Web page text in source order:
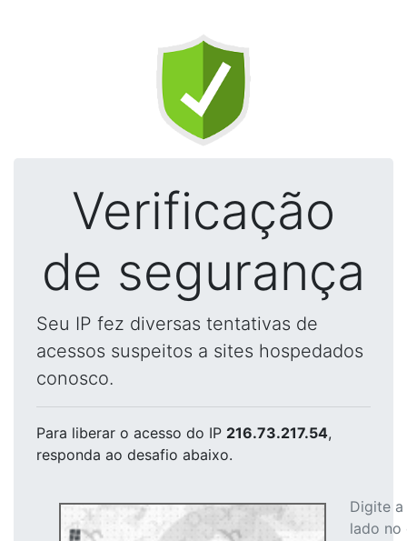
Verificação
de segurança
Seu IP fez diversas tentativas de
acessos suspeitos a sites hospedados
conosco.
Para liberar o acesso do IP 216.73.217.54,
responda ao desafio abaixo.
Digite
lado no